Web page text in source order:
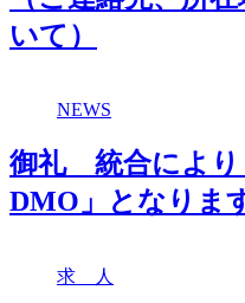
いて）
NEWS
御礼 統合により
DMO」となりま
求 人